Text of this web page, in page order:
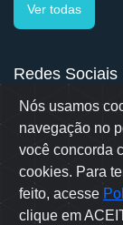
Nós usamos
navegação no
você concorda
cookies. Para
feito, acesse
clique em
Ver todas
Redes Sociais
Rua Erwino
Samae